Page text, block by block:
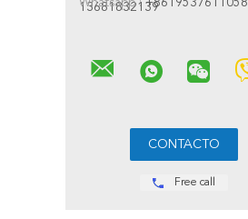
13681832139
Whatsapp : +8619537611058
Free call